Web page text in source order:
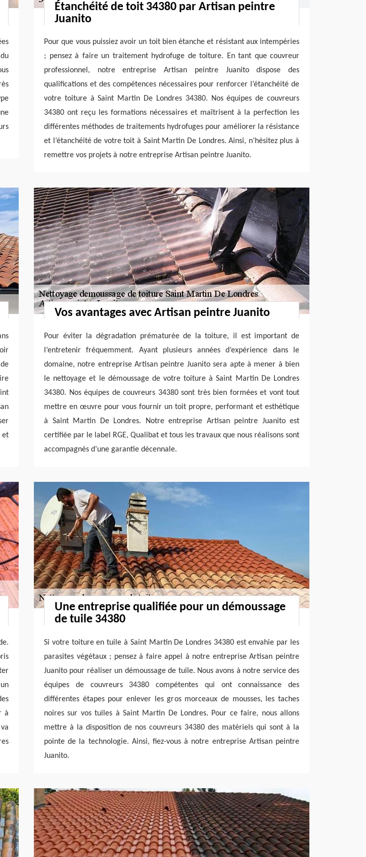
Étanchéité de toit 34380 par Artisan peintre
Juanito
Pour que vous puissiez avoir un toit bien étanche et résistant aux intempéries
; pensez à faire un traitement hydrofuge de toiture. En tant que couvreur
professionnel, notre entreprise Artisan peintre Juanito dispose des
qualifications et des compétences nécessaires pour renforcer l’étanchéité de
votre toiture à Saint Martin De Londres 34380. Nos équipes de couvreurs
34380 ont reçu les formations nécessaires et maîtrisent à la perfection les
différentes méthodes de traitements hydrofuges pour améliorer la résistance
et l’étanchéité de votre toit à Saint Martin De Londres. Ainsi, n’hésitez plus à
remettre vos projets à notre entreprise Artisan peintre Juanito.
et
Vos avantages avec Artisan peintre Juanito
Pour éviter la dégradation prématurée de la toiture, il est important de
l’entretenir fréquemment. Ayant plusieurs années d’expérience dans le
domaine, notre entreprise Artisan peintre Juanito sera apte à mener à bien
le nettoyage et le démoussage de votre toiture à Saint Martin De Londres
34380. Nos équipes de couvreurs 34380 sont très bien formées et vont tout
mettre en œuvre pour vous fournir un toit propre, performant et esthétique
à Saint Martin De Londres. Notre entreprise Artisan peintre Juanito est
certifiée par le label RGE, Qualibat et tous les travaux que nous réalisons sont
accompagnés d’une garantie décennale.
à
Une entreprise qualifiée pour un démoussage
de tuile 34380
Si votre toiture en tuile à Saint Martin De Londres 34380 est envahie par les
parasites végétaux ; pensez à faire appel à notre entreprise Artisan peintre
Juanito pour réaliser un démoussage de tuile. Nous avons à notre service des
équipes de couvreurs 34380 compétentes qui ont connaissance des
différentes étapes pour enlever les gros morceaux de mousses, les taches
noires sur vos tuiles à Saint Martin De Londres. Pour ce faire, nous allons
mettre à la disposition de nos couvreurs 34380 des matériels qui sont à la
pointe de la technologie. Ainsi, fiez-vous à notre entreprise Artisan peintre
Juanito.